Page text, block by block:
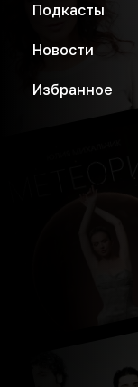
Подкасты
Новости
Избранное